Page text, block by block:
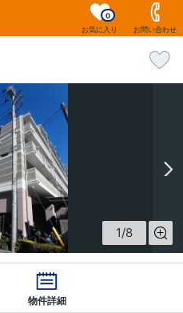
お気に入り
0
お問い合わせ
1/8
物件詳細